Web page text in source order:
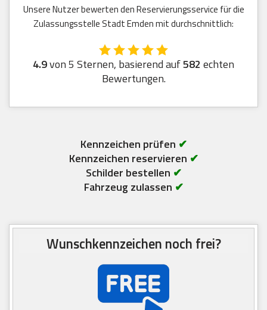
Unsere Nutzer bewerten den Reservierungsservice für die
Zulassungsstelle Stadt Emden mit durchschnittlich:
4.9von 5 Sternen, basierend auf582 echten
Bewertungen.
Kennzeichen prüfen ✔
Kennzeichen reservieren ✔
Schilder bestellen ✔
Fahrzeug zulassen ✔
Wunschkennzeichen noch frei?